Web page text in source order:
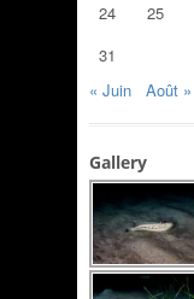
24
25
31
« Juin
Août »
Gallery